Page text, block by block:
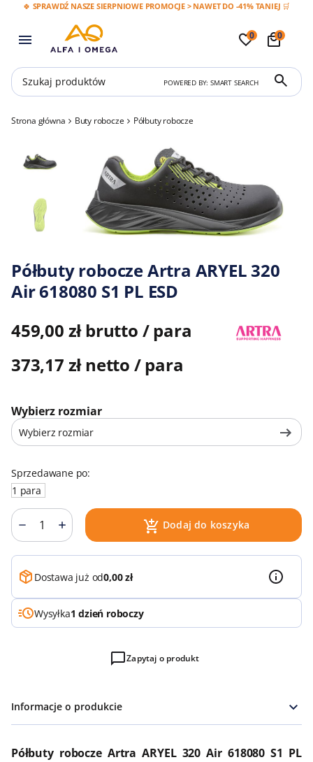
🍀 SPRAWDŹ NASZE SIERPNIOWE PROMOCJE > NAWET DO -41% TANIEJ 🛒
0 0
POWERED BY: SMART SEARCH
Strona główna Buty robocze Półbuty robocze
Półbuty robocze Artra ARYEL 320
Air 618080 S1 PL ESD
459,00 zł brutto / para
373,17 zł netto / para
Wybierz rozmiar
Wybierz rozmiar
Sprzedawane po:
1 para
Dodaj do koszyka
Dostawa już od0,00 zł
Wysyłka1 dzień roboczy
Zapytaj o produkt
Informacje o produkcie
Półbuty robocze Artra ARYEL 320 Air 618080 S1 PL